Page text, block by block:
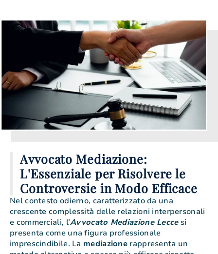
Avvocato Mediazione:
L'Essenziale per Risolvere le
Controversie in Modo Efficace
Nel contesto odierno, caratterizzato da una
crescente complessità delle relazioni interpersonali
e commerciali, l’Avvocato Mediazione Leccesi
presenta come una figura professionale
imprescindibile. La mediazione rappresenta un